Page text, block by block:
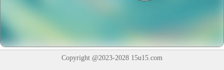
Copyright @2023-2028 15u15.com